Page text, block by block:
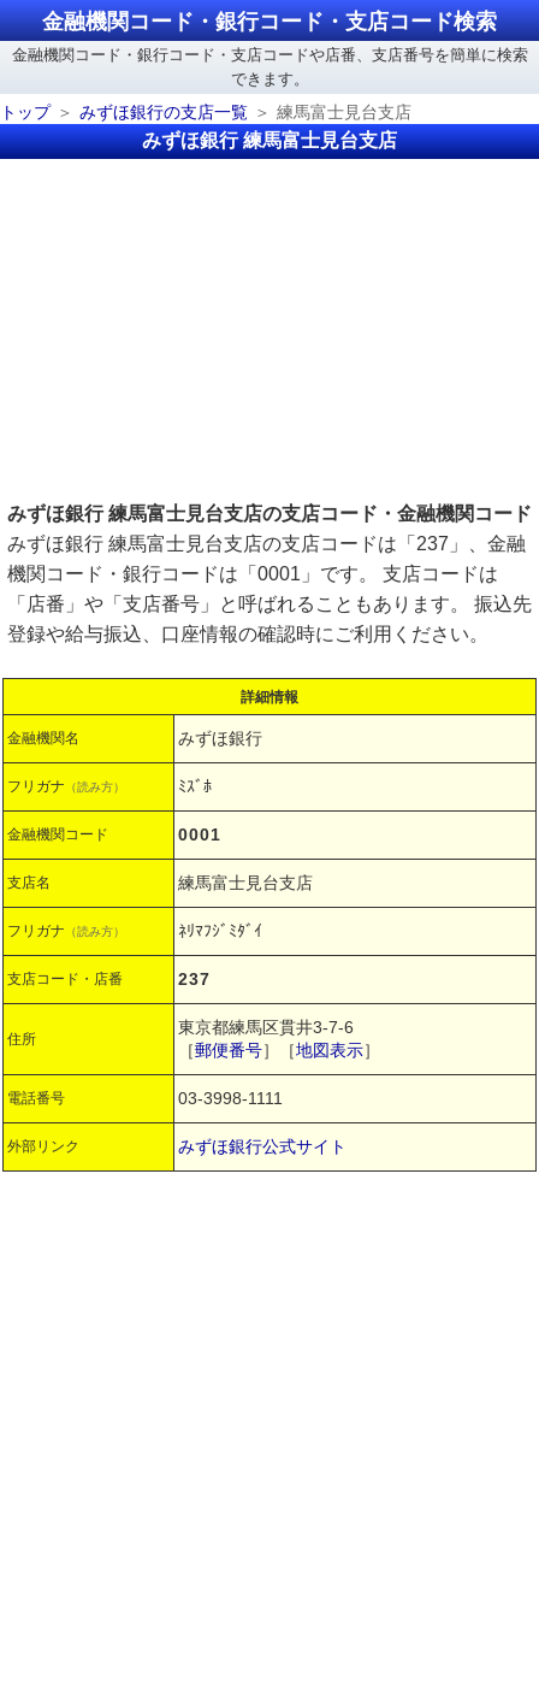
金融機関コード・銀行コード・支店コード検索
金融機関コード・銀行コード・支店コードや店番、支店番号を簡単に検索
できます。
トップ
みずほ銀行の支店一覧 練馬富士見台支店
みずほ銀行 練馬富士見台支店
みずほ銀行 練馬富士見台支店の支店コード・金融機関コード
みずほ銀行 練馬富士見台支店の支店コードは「237」、金融
機関コード・銀行コードは「0001」です。 支店コードは
「店番」や「支店番号」と呼ばれることもあります。 振込先
登録や給与振込、口座情報の確認時にご利用ください。
詳細情報
金融機関名 みずほ銀行
フリガナ （読み方） ﾐｽﾞﾎ
金融機関コード 0001
支店名 練馬富士見台支店
フリガナ （読み方） ﾈﾘﾏﾌｼﾞﾐﾀﾞｲ
支店コード・店番 237
住所
東京都練馬区貫井3-7-6
［郵便番号］［地図表示］
電話番号 03-3998-1111
外部リンク みずほ銀行公式サイト